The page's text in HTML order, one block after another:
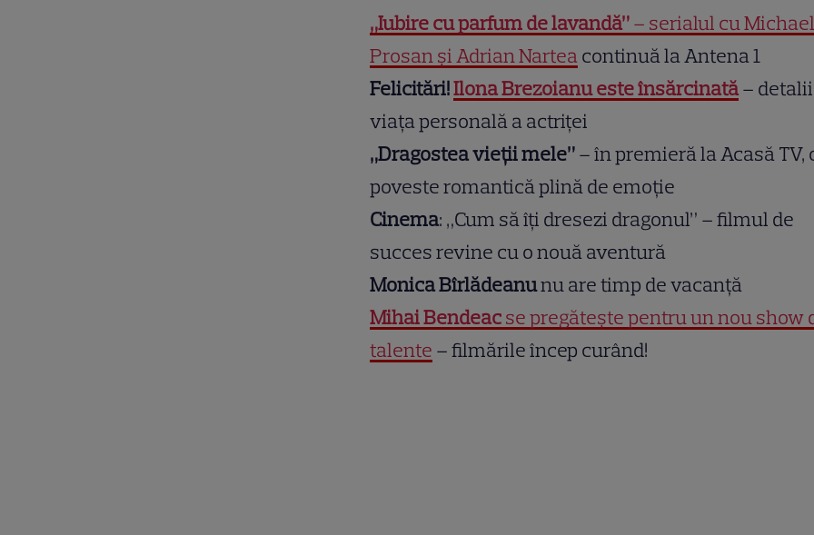
„Iubire cu parfum de lavandă”– serialul cu
Prosan și Adrian Narteacontinuă la Antena 1
Felicitări!Ilona Brezoianu este însărcinată–
viața personală a actriței
„Dragostea vieții mele”– în premieră la Acasă TV,
poveste romantică plină de emoție
Cinema: „Cum să îți dresezi dragonul” – filmul de
succes revine cu o nouă aventură
Monica Bîrlădeanunu are timp de vacanță
Mihai Bendeacse pregătește pentru un nou show
talente – filmările încep curând!